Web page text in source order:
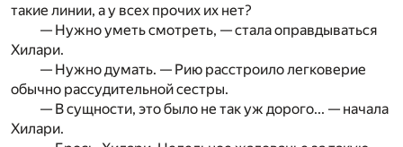
такие линии, а у всех прочих их нет?
— Нужно уметь смотреть, — стала оправдываться
Хилари.
— Нужно думать. — Рию расстроило легковерие
обычно рассудительной сестры.
— В сущности, это было не так уж дорого... — начала
Хилари.